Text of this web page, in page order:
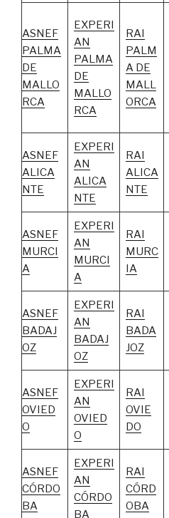
ASNEF
PALMA
DE
MALLO
RCA
EXPERI
AN
PALMA
DE
MALLO
RCA
RAI
PALM
A DE
MALL
ORCA
ASNEF
ALICA
NTE
EXPERI
AN
ALICA
NTE
RAI
ALICA
NTE
ASNEF
MURCI
A
EXPERI
AN
MURCI
A
RAI
MURC
IA
ASNEF
BADAJ
OZ
EXPERI
AN
BADAJ
OZ
RAI
BADA
JOZ
ASNEF
OVIED
O
EXPERI
AN
OVIED
O
RAI
OVIE
DO
ASNEF
CÓRDO
BA
EXPERI
AN
CÓRDO
BA
RAI
CÓRD
OBA